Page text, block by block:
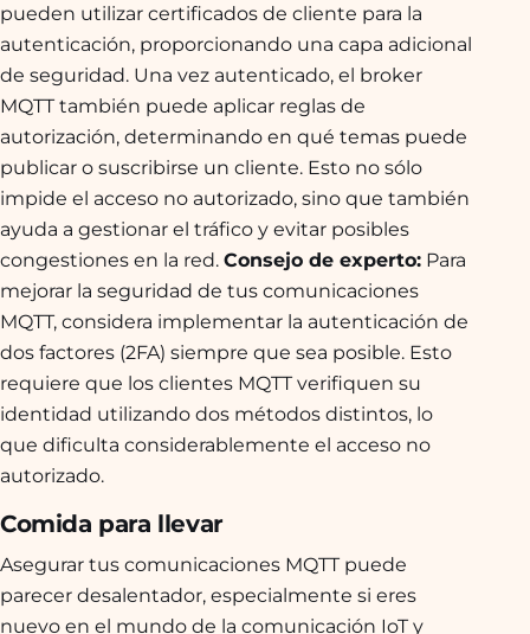
pueden utilizar certificados de cliente para la
autenticación, proporcionando una capa adicional
de seguridad. Una vez autenticado, el broker
MQTT también puede aplicar reglas de
autorización, determinando en qué temas puede
publicar o suscribirse un cliente. Esto no sólo
impide el acceso no autorizado, sino que también
ayuda a gestionar el tráfico y evitar posibles
congestiones en la red. Consejo de experto: Para
mejorar la seguridad de tus comunicaciones
MQTT, considera implementar la autenticación de
dos factores (2FA) siempre que sea posible. Esto
requiere que los clientes MQTT verifiquen su
identidad utilizando dos métodos distintos, lo
que dificulta considerablemente el acceso no
autorizado.
Comida para llevar
Asegurar tus comunicaciones MQTT puede
parecer desalentador, especialmente si eres
nuevo en el mundo de la comunicación IoT y